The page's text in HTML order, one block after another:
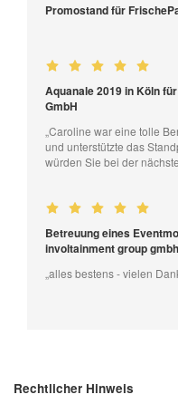
Promostand für
Aquanale 2019 in Köln
GmbH
„Caroline war eine tolle
und unterstützte das
würden Sie bei der
Betreuung eines
involtainment group gmbh
„alles bestens - vielen
Rechtlicher Hinweis